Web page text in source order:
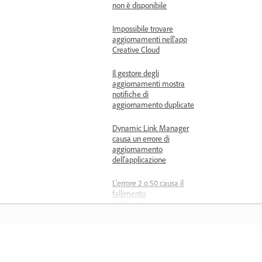
non è disponibile
Impossibile trovare
aggiornamenti nell'app
Creative Cloud
Il gestore degli
aggiornamenti mostra
notifiche di
aggiornamento duplicate
Dynamic Link Manager
causa un errore di
aggiornamento
dell'applicazione
L'errore 2 o 50 causa il
fallimento
dell'aggiornamento